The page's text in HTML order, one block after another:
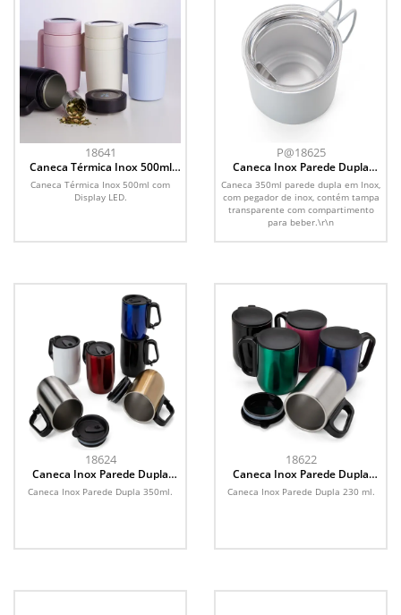
18641
Caneca Térmica Inox 500ml
com Display LED
Caneca Térmica Inox 500ml com
Display LED.
P@18625
Caneca Inox Parede Dupla
350ml
Caneca 350ml parede dupla em Inox,
com pegador de inox, contém tampa
transparente com compartimento
para beber.\r\n
18624
Caneca Inox Parede Dupla
350ml
Caneca Inox Parede Dupla 350ml.
18622
Caneca Inox Parede Dupla
230ml
Caneca Inox Parede Dupla 230 ml.